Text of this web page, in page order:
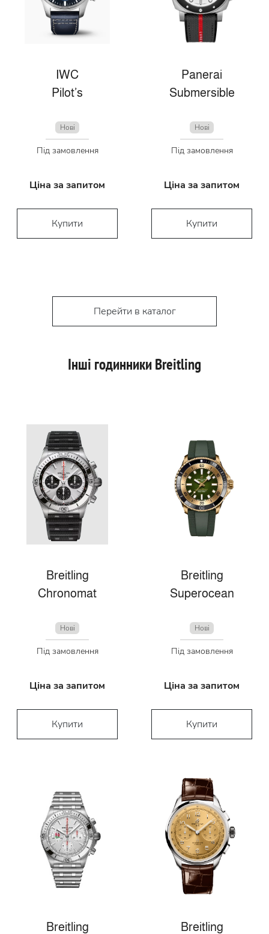
IWC
Pilot’s
Нові
Під замовлення
Ціна за запитом
Купити
Panerai
Submersible
Нові
Під замовлення
Ціна за запитом
Купити
Перейти в каталог
Інші годинники Breitling
Breitling
Chronomat
Нові
Під замовлення
Ціна за запитом
Купити
Breitling
Superocean
Нові
Під замовлення
Ціна за запитом
Купити
Breitling
Breitling